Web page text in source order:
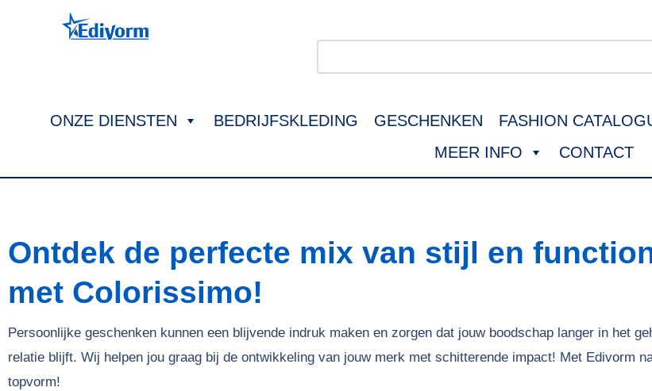
ONZE DIENSTEN BEDRIJFSKLEDING GESCHENKEN FASHION
MEER INFO
CONTACT
Ontdek de perfecte mix van stijl en
met Colorissimo!
Persoonlijke geschenken kunnen een blijvende indruk maken en zorgen dat jouw boodschap langer in het
relatie blijft. Wij helpen jou graag bij de ontwikkeling van jouw merk met schitterende impact! Met Edivorm
topvorm!